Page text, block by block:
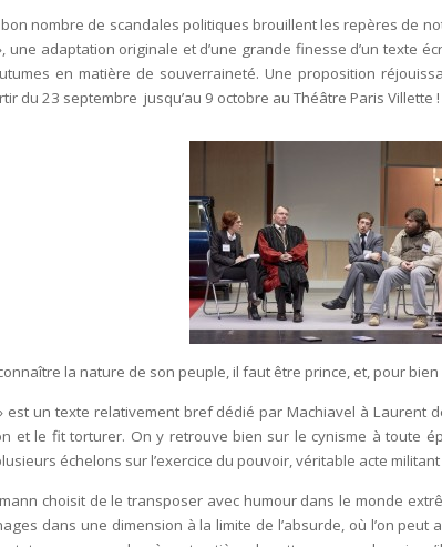
bon nombre de scandales politiques brouillent les repères de
une adaptation originale et d’une grande finesse d’un texte
en matière de souverraineté. Une proposition
du 23 septembre jusqu’au 9 octobre au Théâtre Paris Villette !
la nature de son peuple, il faut être prince, et, pour
est un texte relativement bref dédié par Machiavel à Laurent
et le fit torturer. On y retrouve bien sur le cynisme à toute
échelons sur l’exercice du pouvoir, véritable acte
choisit de le transposer avec humour dans le monde
dans une dimension à la limite de l’absurde, où l’on